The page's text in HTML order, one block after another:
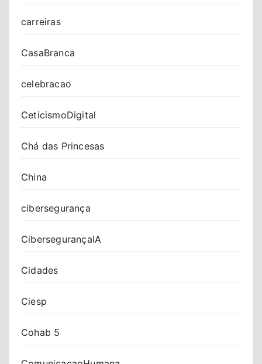
carreiras
CasaBranca
celebracao
CeticismoDigital
Chá das Princesas
China
cibersegurança
CibersegurançaIA
Cidades
Ciesp
Cohab 5